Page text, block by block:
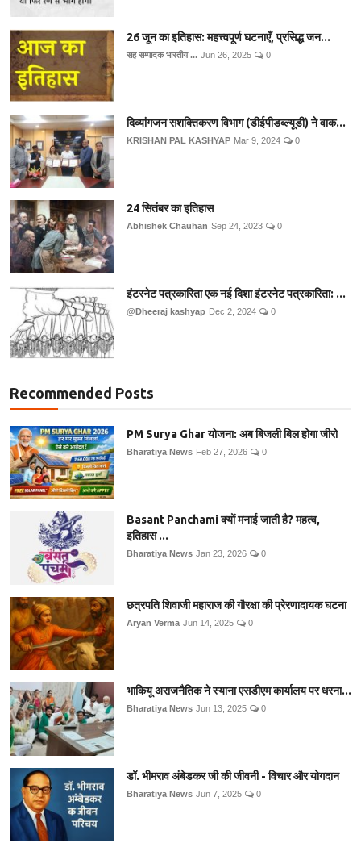
26 जून का इतिहास: महत्त्वपूर्ण घटनाएँ, प्रसिद्ध जन...
सह सम्पादक भारतीय ... Jun 26, 2025 0
दिव्यांगजन सशक्तिकरण विभाग (डीईपीडब्ल्यूडी) ने वाक...
KRISHAN PAL KASHYAP Mar 9, 2024 0
24 सितंबर का इतिहास
Abhishek Chauhan Sep 24, 2023 0
इंटरनेट पत्रकारिता एक नई दिशा इंटरनेट पत्रकारिता: ...
@Dheeraj kashyap Dec 2, 2024 0
Recommended Posts
PM Surya Ghar योजना: अब बिजली बिल होगा जीरो
Bharatiya News Feb 27, 2026 0
Basant Panchami क्यों मनाई जाती है? महत्व,
इतिहास ...
Bharatiya News Jan 23, 2026 0
छत्रपति शिवाजी महाराज की गौरक्षा की प्रेरणादायक घटना
Aryan Verma Jun 14, 2025 0
भाकियू अराजनैतिक ने स्याना एसडीएम कार्यालय पर धरना...
Bharatiya News Jun 13, 2025 0
डॉ. भीमराव अंबेडकर जी की जीवनी - विचार और योगदान
Bharatiya News Jun 7, 2025 0